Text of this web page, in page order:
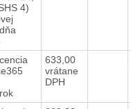
4)
633,00
vrátane
DPH